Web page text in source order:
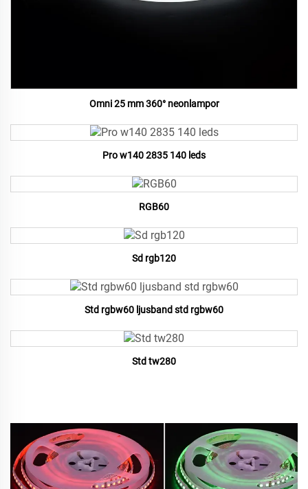
Omni 25 mm 360° neonlampor
Pro w140 2835 140 leds
RGB60
Sd rgb120
Std rgbw60 ljusband std rgbw60
Std tw280